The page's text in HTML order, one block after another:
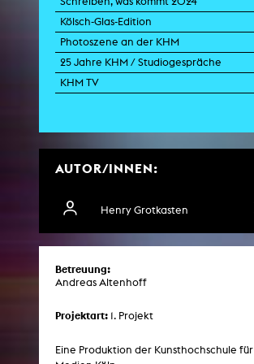
Kölsch-Glas-Edition
Photoszene an der KHM
25 Jahre KHM / Studiogespräche
KHM TV
AUTOR/INNEN:
Henry Grotkasten
Betreuung:
Andreas Altenhoff
Projektart: 1. Projekt
Eine Produktion der Kunsthochschule für